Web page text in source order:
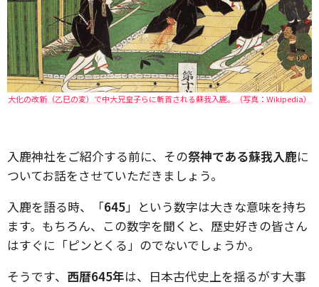
大化の改新（乙巳の変）で中大兄皇子らに斬首される蘇我入鹿。（写真：Wikipedia）
入鹿神社をご紹介する前に、その祭神である蘇我入鹿に
ついてお話をさせていただきましょう。
入鹿を語る時、「645」という数字は大きな意味を持ち
ます。もちろん、この数字を聞くと、歴史好きの皆さん
はすぐに「ピンとくる」のでないでしょうか。
そうです、 西暦645年は、日本古代史上を揺るがす大事